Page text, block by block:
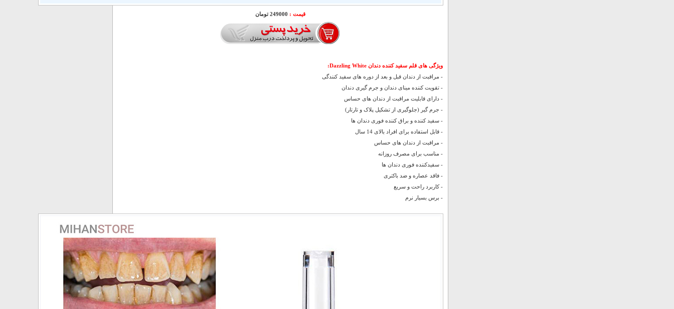
قیمت : 249000 تومان
ویژگی های قلم سفید کننده دندان Dazzling White:
- مراقبت از دندان قبل و بعد از دوره های سفید کنندگی
- تقویت کننده مینای دندان و جرم گیری دندان
- دارای قابلیت مراقبت از دندان های حساس
- جرم گیر (جلوگیری از تشکیل پلاک و تارتار)
- سفید کننده و براق کننده فوری دندان ها
- قابل استفاده برای افراد بالای 14 سال
- مراقبت از دندان های حساس
- مناسب برای مصرف روزانه
- سفیدکننده فوری دندان ها
- فاقد عصاره و ضد باکتری
- کاربرد راحت و سریع
- برس بسیار نرم